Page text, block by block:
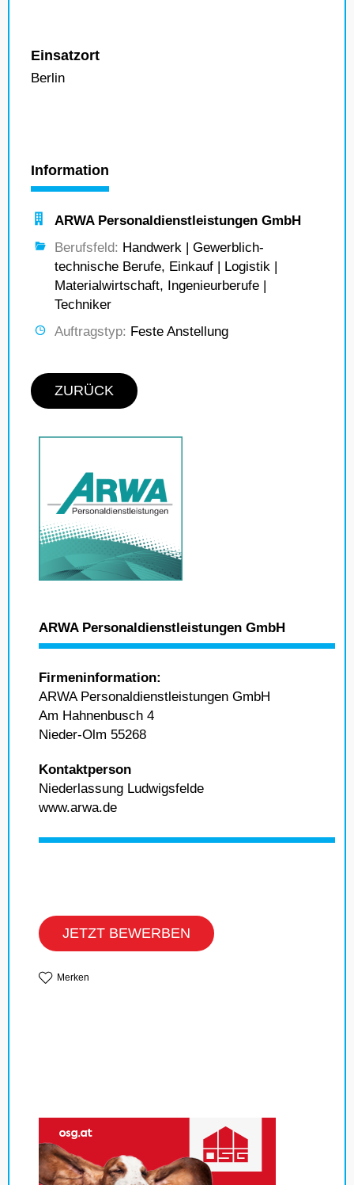
Einsatzort
Berlin
Information
ARWA Personaldienstleistungen GmbH
Berufsfeld: Handwerk | Gewerblich-
technische Berufe, Einkauf | Logistik |
Materialwirtschaft, Ingenieurberufe |
Techniker
Auftragstyp: Feste Anstellung
ZURÜCK
ARWA Personaldienstleistungen GmbH
Firmeninformation:
ARWA Personaldienstleistungen GmbH
Am Hahnenbusch 4
Nieder-Olm 55268
Kontaktperson
Niederlassung Ludwigsfelde
www.arwa.de
JETZT BEWERBEN
Merken